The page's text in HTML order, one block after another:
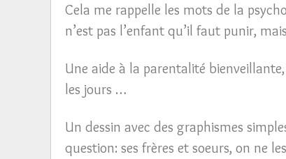
Cela me rappelle les mots de la
n’est pas l’enfant qu’il faut punir,
Une aide à la parentalité
les jours …
Un dessin avec des graphismes
question: ses frères et soeurs, on ne